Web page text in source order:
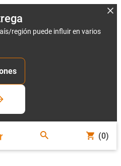
región puede influir en varios
(0)